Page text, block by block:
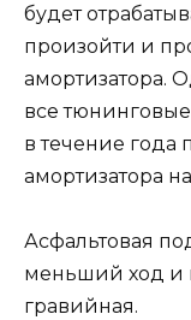
будет
произойти и
амортизатора.
все
в течение года
амортизатора
Асфальтовая
меньший ход и
гравийная.